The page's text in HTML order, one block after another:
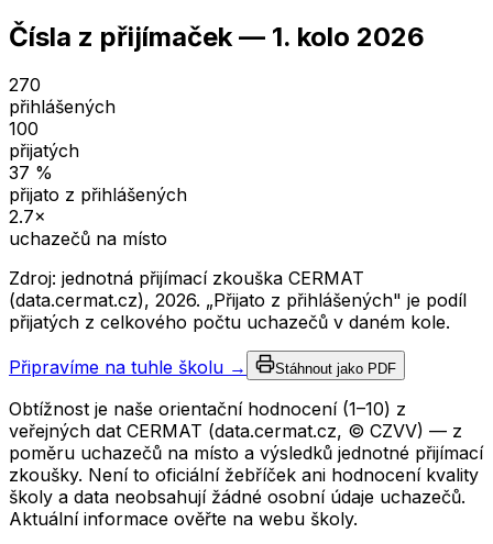
Čísla z přijímaček — 1. kolo 2026
270
přihlášených
100
přijatých
37 %
přijato z přihlášených
2.7×
uchazečů na místo
Zdroj: jednotná přijímací zkouška CERMAT
(data.cermat.cz), 2026. „Přijato z přihlášených" je podíl
přijatých z celkového počtu uchazečů v daném kole.
Připravíme na tuhle školu → Stáhnout jako PDF
Obtížnost je naše orientační hodnocení (1–10) z
veřejných dat CERMAT (data.cermat.cz, © CZVV) — z
poměru uchazečů na místo a výsledků jednotné přijímací
zkoušky. Není to oficiální žebříček ani hodnocení kvality
školy a data neobsahují žádné osobní údaje uchazečů.
Aktuální informace ověřte na webu školy.